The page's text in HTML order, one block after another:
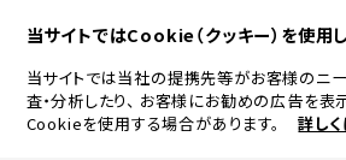
当サイトではCookie（クッキー）を使用
当サイトでは当社の提携先等がお客様のニ
査・分析したり、 お客様にお勧めの広告を表
Cookieを使用する場合があります。
詳し